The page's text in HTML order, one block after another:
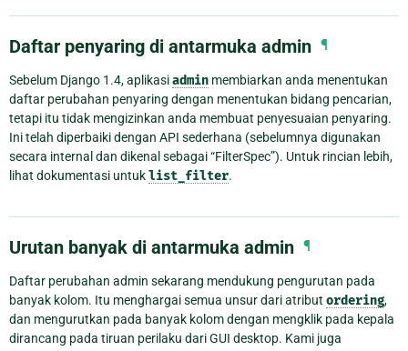
Daftar penyaring di antarmuka admin ¶
Sebelum Django 1.4, aplikasiadmin membiarkan anda menentukan
daftar perubahan penyaring dengan menentukan bidang pencarian,
tetapi itu tidak mengizinkan anda membuat penyesuaian penyaring.
Ini telah diperbaiki dengan API sederhana (sebelumnya digunakan
secara internal dan dikenal sebagai “FilterSpec”). Untuk rincian lebih,
lihat dokumentasi untuklist_filter.
Urutan banyak di antarmuka admin ¶
Daftar perubahan admin sekarang mendukung pengurutan pada
banyak kolom. Itu menghargai semua unsur dari atribut ordering,
dan mengurutkan pada banyak kolom dengan mengklik pada kepala
dirancang pada tiruan perilaku dari GUI desktop. Kami juga